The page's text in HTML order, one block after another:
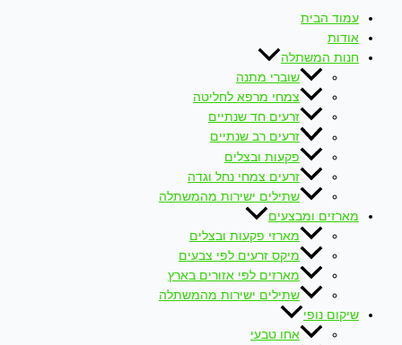
עמוד הבית
אודות
חנות המשתלה
שוברי מתנה
צמחי מרפא לחליטה
זרעים חד שנתיים
זרעים רב שנתיים
פקעות ובצלים
זרעים צמחי נחל וגדה
שתילים ישירות מהמשתלה
מארזים ומבצעים
מארזי פקעות ובצלים
מיקס זרעים לפי צבעים
מארזים לפי אזורים בארץ
שתילים ישירות מהמשתלה
שיקום נופי
אחו טבעי